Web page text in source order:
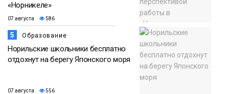
«Норникеле»
07 августа 586
5 Образование
Норильские школьники бесплатно
отдохнут на берегу Японского моря
07 августа 556